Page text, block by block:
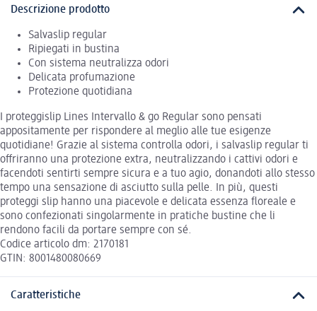
Descrizione prodotto
Salvaslip regular
Ripiegati in bustina
Con sistema neutralizza odori
Delicata profumazione
Protezione quotidiana
I proteggislip Lines Intervallo & go Regular sono pensati
appositamente per rispondere al meglio alle tue esigenze
quotidiane! Grazie al sistema controlla odori, i salvaslip regular ti
offriranno una protezione extra, neutralizzando i cattivi odori e
facendoti sentirti sempre sicura e a tuo agio, donandoti allo stesso
tempo una sensazione di asciutto sulla pelle. In più, questi
proteggi slip hanno una piacevole e delicata essenza floreale e
sono confezionati singolarmente in pratiche bustine che li
rendono facili da portare sempre con sé.
Codice articolo dm: 2170181
GTIN: 8001480080669
Caratteristiche